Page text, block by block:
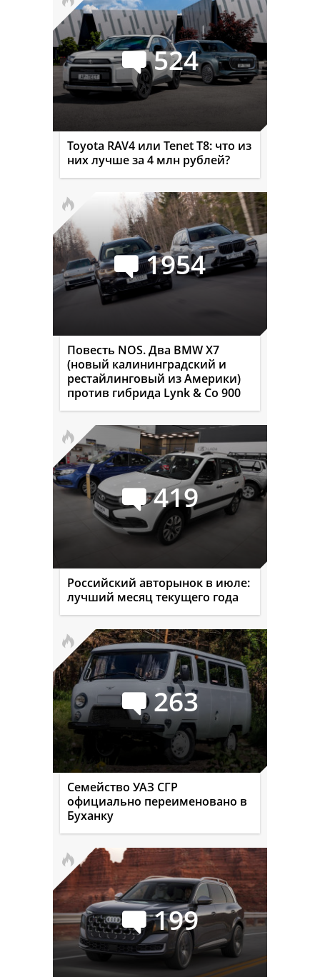
524
Toyota RAV4 или Tenet T8: что из
них лучше за 4 млн рублей?
1954
Повесть NOS. Два BMW X7
(новый калининградский и
рестайлинговый из Америки)
против гибрида Lynk & Co 900
419
Российский авторынок в июле:
лучший месяц текущего года
263
Семейство УАЗ СГР
официально переименовано в
Буханку
199